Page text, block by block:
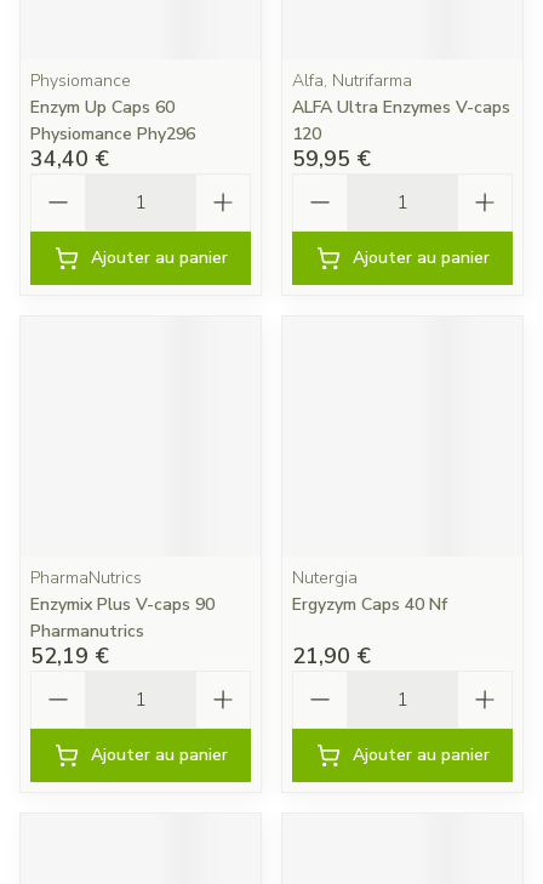
Physiomance
Enzym Up Caps 60
Physiomance Phy296
34,40 €
Ajouter au panier
Alfa, Nutrifarma
ALFA Ultra Enzymes V-caps
120
59,95 €
Ajouter au panier
PharmaNutrics
Enzymix Plus V-caps 90
Pharmanutrics
52,19 €
Ajouter au panier
Nutergia
Ergyzym Caps 40 Nf
21,90 €
Ajouter au panier